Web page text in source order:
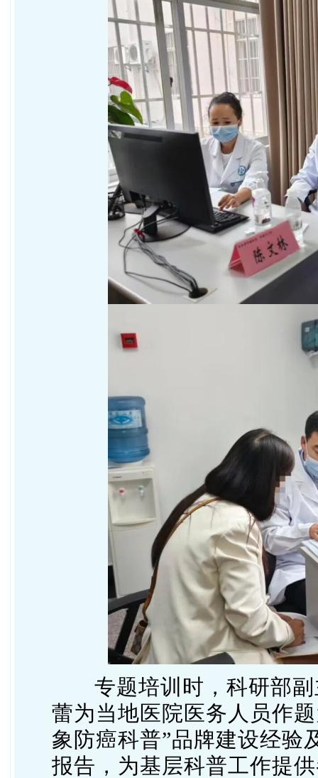
专题培训时，科研部
蕾为当地医院医务人员作
象防癌科普”品牌建设经验
报告，为基层科普工作提